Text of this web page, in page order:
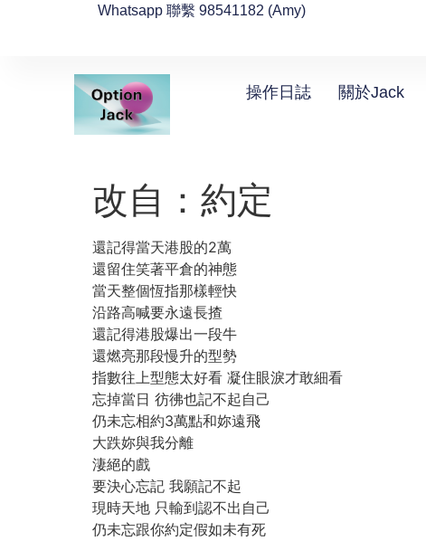
Whatsapp 聯繫 98541182 (Amy)
操作日誌 關於Jack
改自：約定
還記得當天港股的2萬
還留住笑著平倉的神態
當天整個恆指那樣輕快
沿路高喊要永遠長揸
還記得港股爆出一段牛
還燃亮那段慢升的型勢
指數往上型態太好看 凝住眼淚才敢細看
忘掉當日 彷彿也記不起自己
仍未忘相約3萬點和妳遠飛
大跌妳與我分離
淒絕的戲
要決心忘記 我願記不起
現時天地 只輸到認不出自己
仍未忘跟你約定假如未有死